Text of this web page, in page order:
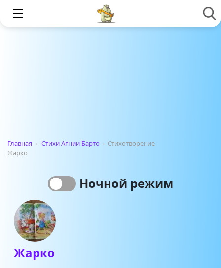
Главная › Стихи Агнии Барто › Стихотворение
Жарко
Ночной режим
Жарко